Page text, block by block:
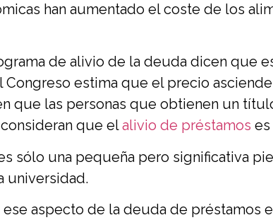
han aumentado el coste de los
de alivio de la deuda dicen que
Congreso estima que el precio
que las personas que obtienen un
que elalivio de préstamos
sólo una pequeña pero significativa
universidad.
ese aspecto de la deuda de préstamos